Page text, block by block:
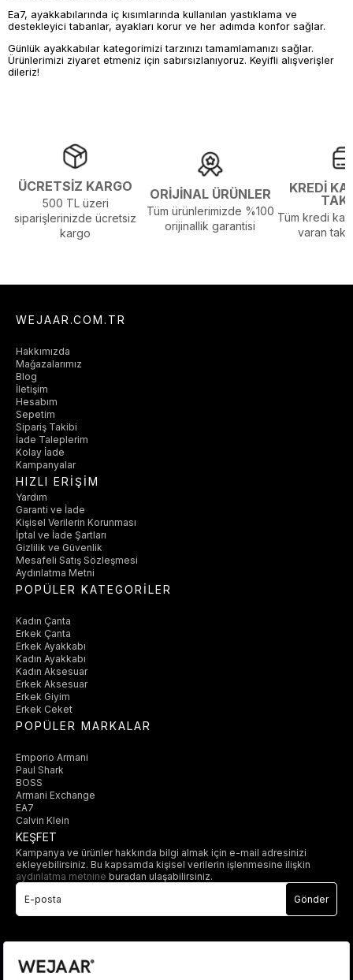
Ea7, ayakkabılarında iç kısımlarında kullanılan yastıklama ve
destekleyici tabanlar, ayakları korur ve her adımda konfor sağlar.
Günlük ayakkabılar kategorimizi tarzınızı tamamlamanızı sağlar.
Ürünlerimizi ziyaret etmeniz için sabırsızlanıyoruz. Keyifli alışverişler
dileriz!
ÜCRETSİZ KARGO
500 TL üzeri
siparişlerinizde ücretsiz
kargo
ORİJİNAL ÜRÜNLER
Tüm ürünlerimizde %100
orijinallik garantisi
KREDİ
Tüm kredi
varan
WEJAAR.COM.TR
Hakkımızda
Mağazalarımız
Blog
İletişim
Hesabım
Sepetim
Sipariş Takibi
İade Taleplerim
Kolay İade
Kampanyalar
HIZLI ERİŞİM
Yardım
Garanti ve İade
Kişisel Verilerin Korunması
İptal ve İade Şartları
Gizlilik ve Güvenlik
Mesafeli Satış Sözleşmesi
Aydınlatma Metni
POPÜLER KATEGORİLER
Kadın Çanta
Erkek Çanta
Erkek Ayakkabı
Kadın Ayakkabı
Kadın Aksesuar
Erkek Aksesuar
Erkek Giyim
Erkek Ceket
POPÜLER MARKALAR
Emporio Armani
Paul Shark
BOSS
Armani Exchange
EA7
Calvin Klein
KEŞFET
Kampanya ve ürünler hakkında bilgi almak için e-mail adresinizi
ekleyebilirsiniz. Bu kapsamda kişisel verilerin işlenmesine ilişkin
aydınlatma metnine buradan ulaşabilirsiniz.
Gönder
© 2025 wejaar.com.tr. tüm hakları saklıdır.